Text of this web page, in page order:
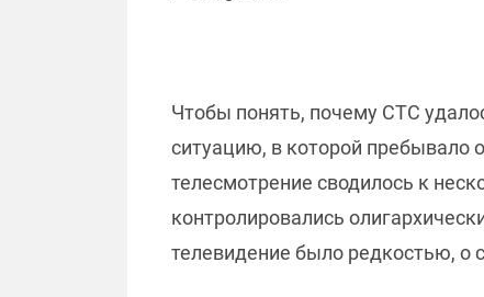
Чтобы понять, почему СТС
ситуацию, в которой пребывало
телесмотрение сводилось к
контролировались
телевидение было редкостью, о